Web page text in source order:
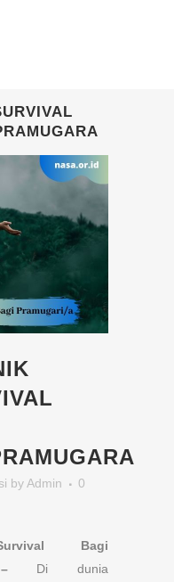
by Admin
0
Bagi
– Di dunia